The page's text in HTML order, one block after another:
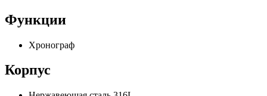
Функции
Хронограф
Корпус